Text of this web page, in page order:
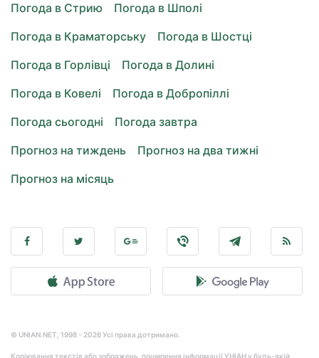
Погода в Стрию
Погода в Шполі
Погода в Краматорську
Погода в Шостці
Погода в Горлівці
Погода в Долині
Погода в Ковелі
Погода в Добропіллі
Погода сьогодні
Погода завтра
Прогноз на тиждень
Прогноз на два тижні
Прогноз на місяць
© UNIAN.NET, 1998 - 2026 Усі права дотримано.
Копіювання текстів або зображень, поширення інформації УНІАН у будь-якій